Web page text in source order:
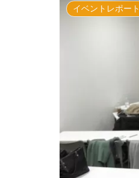
イベントレポート